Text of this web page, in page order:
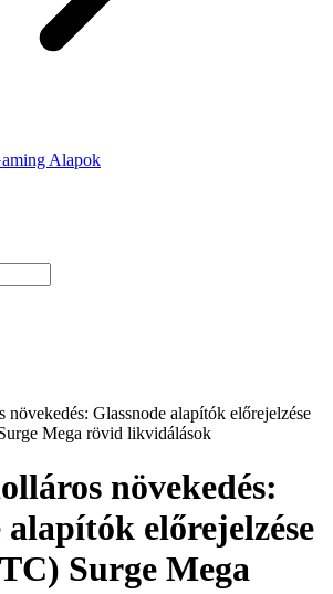
Alapok
Glassnode alapítók előrejelzése
Mega rövid likvidálások
növekedés:
alapítók előrejelzése
Surge Mega